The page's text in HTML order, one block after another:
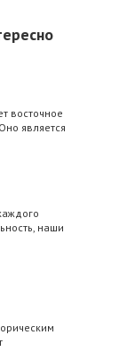
восточное
является
наши